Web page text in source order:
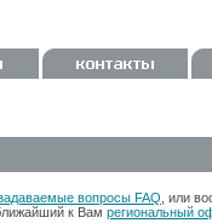
вопросы FAQ , или
к Вам региональный